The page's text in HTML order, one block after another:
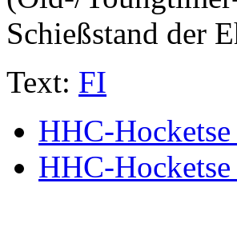
Schießstand der
Text: FI
HHC-
HHC-